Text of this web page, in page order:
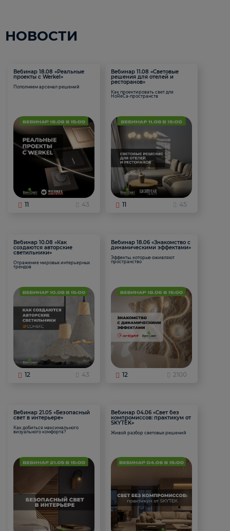
НОВОСТИ
Вебинар 18.08 «Реальные
проекты с Werkel»
Пополняем арсенал решений
11 43
Вебинар 11.08 «Световые
решения для отелей и
ресторанов»
Как проектировать свет для
HoReCa-пространств
11 45
Вебинар 10.08 «Как
создаются авторские
светильники»
Отражение мировых интерьерных
трендов
12 43
Вебинар 18.06 «Знакомство с
динамическими эффектами»
Эффекты, которые оживляют
пространство
12 2100
Вебинар 21.05 «Безопасный
свет в интерьере»
Как добиться максимального
визуального комфорта?
Вебинар 04.06 «Свет без
компромиссов: практикум от
SKYTEK»
Живой разбор световых решений